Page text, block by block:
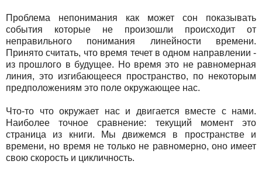
Проблема непонимания как может сон показывать
события которые не произошли происходит от
неправильного понимания линейности времени.
Принято считать, что время течет в одном направлении -
из прошлого в будущее. Но время это не равномерная
линия, это изгибающееся пространство, по некоторым
предположениям это поле окружающее нас.
Что-то что окружает нас и двигается вместе с нами.
Наиболее точное сравнение: текущий момент это
страница из книги. Мы движемся в пространстве и
времени, но время не только не равномерно, оно имеет
свою скорость и цикличность.